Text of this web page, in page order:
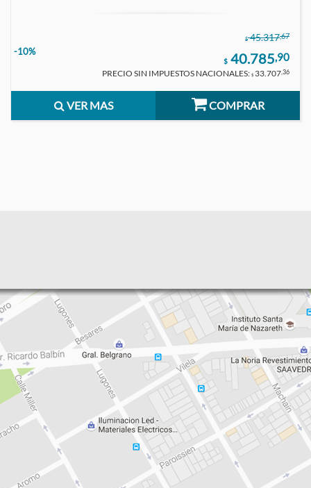
$ 45.317,67
-10%
$ 40.785,90
PRECIO SIN IMPUESTOS NACIONALES: $ 33.707,36
VER MAS COMPRAR